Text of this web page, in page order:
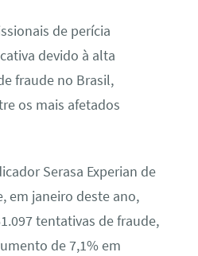
de perícia
devido à alta
fraude no Brasil,
os mais afetados
Serasa Experian de
em janeiro deste ano,
tentativas de fraude,
de 7,1% em